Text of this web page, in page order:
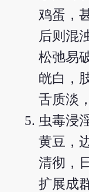
鸡蛋，
后则混
松弛易
㿠白，
舌质淡
虫毒浸
黄豆，
清彻，
扩展成